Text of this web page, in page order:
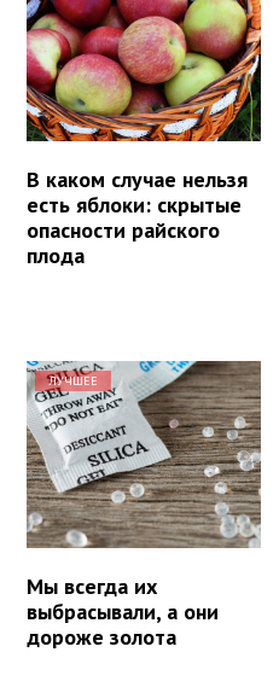
В каком случае нельзя
есть яблоки: скрытые
опасности райского
плода
ЛУЧШЕЕ
Мы всегда их
выбрасывали, а они
дороже золота